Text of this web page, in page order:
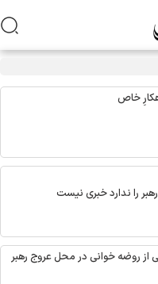
از سوی دفتر معظم‌له
را ندارد خبری نیست
روضه خوانی در محل عروج رهبر